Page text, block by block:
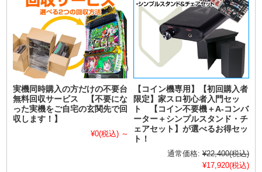
実機同時購入の方だけの不要台
無料回収サービス 【不要にな
った実機をご自宅の玄関先で回
収します！】
¥0(税込) ～
【コイン機専用】【初回購入者
限定】家スロ初心者入門セッ
ト 【コイン不要機＋A-コンバ
ーター＋シンプルスタンド・チ
ェアセット】が選べるお得セッ
ト！
通常価格: ¥22,400(税込)
¥17,920(税込)